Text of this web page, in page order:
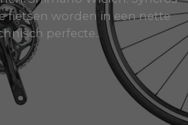
fietsen worden in een nette
perfecte..